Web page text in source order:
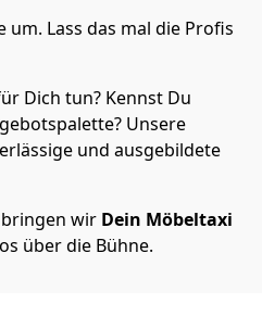
Lass das mal die Profis
Dich tun? Kennst Du
Unsere
und ausgebildete
wir Dein Möbeltaxi
über die Bühne.